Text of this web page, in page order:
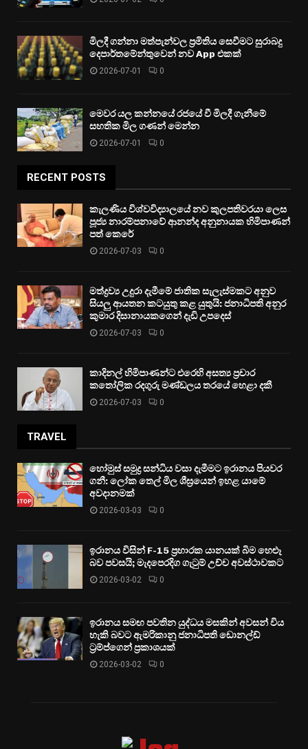
මිලදී ගන්නා මත්පැන්වල ප්‍රමිතිය සෙවීමට සුරාබදු
දෙපාර්තමේන්තුවෙන් නව App එකක්
2026-07-01 0
මෙවර යල කන්නයේ රජයේ වී මිලදී ගැනීමේ
සහතික මිල ගණන් මෙන්න
2026-07-01 0
RECENT POSTS
කැලණිය විශ්වවිද්‍යාලයේ නව කුලපතිවරයා ලෙස
පූජ්‍ය නාරම්පනාවේ ආනන්ද අනුනායක හිමිපාණන්
පත් කෙරේ
2026-07-03 0
මත්ද්‍රව්‍ය උදුරා දැමීමේ ජාතික සැලැස්මකට අනුව
සියලු ආයතන කටයුතු කළ යුතුයි: ජනාධිපති අනුර
කුමාර දිසානායකගෙන් දැඩි උපදෙස්
2026-07-03 0
කාදිනල් හිමිපාණන්ට එරෙහි අසත්‍ය ප්‍රචාර
කතෝලික රදගුරු මණ්ඩලය තරයේ හෙළා දකී
2026-07-03 0
TRAVEL
හෝමුස් සමුද්‍ර සන්ධිය වසා දැමීමට ඉරානය පියවර
ගනී: ලෝක තෙල් මිල ශීඝ්‍රයෙන් ඉහළ යාමේ
අවදානමක්
2026-03-03 0
ඉරානය විසින් F-15 ප්‍රහාරක යානයක් බිම හෙළූ
බව පවසයි; මැදපෙරදිග ගැටුම් උච්ච අවස්ථාවකට
2026-03-02 0
ඉරානය සමඟ පවතින යුද්ධය මසකින් අවසන් විය
හැකි බවට ඇමරිකානු ජනාධිපති ඩොනල්ඩ්
ට්‍රම්ප්ගෙන් ප්‍රකාශයක්
2026-03-02 0